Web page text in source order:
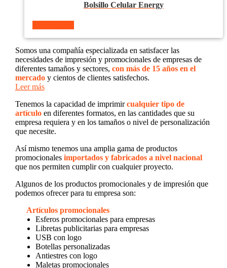
Bolsillo Celular Energy
Somos una compañía especializada en satisfacer las
necesidades de impresión y promocionales de empresas de
diferentes tamaños y sectores, con más de 15 años en el
mercadoy cientos de clientes satisfechos.
Leer más
Tenemos la capacidad de imprimircualquier tipo de
artículoen diferentes formatos, en las cantidades que su
empresa requiera y en los tamaños o nivel de personalización
que necesite.
Así mismo tenemos una amplia gama de productos
promocionales importados y fabricados a nivel nacional
que nos permiten cumplir con cualquier proyecto.
Algunos de los productos promocionales y de impresión que
podemos ofrecer para tu empresa son:
Artículos promocionales
Esferos promocionales para empresas
Libretas publicitarias para empresas
USB con logo
Botellas personalizadas
Antiestres con logo
Maletas promocionales